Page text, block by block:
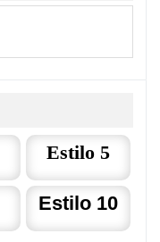
Estilo 5
Estilo 10